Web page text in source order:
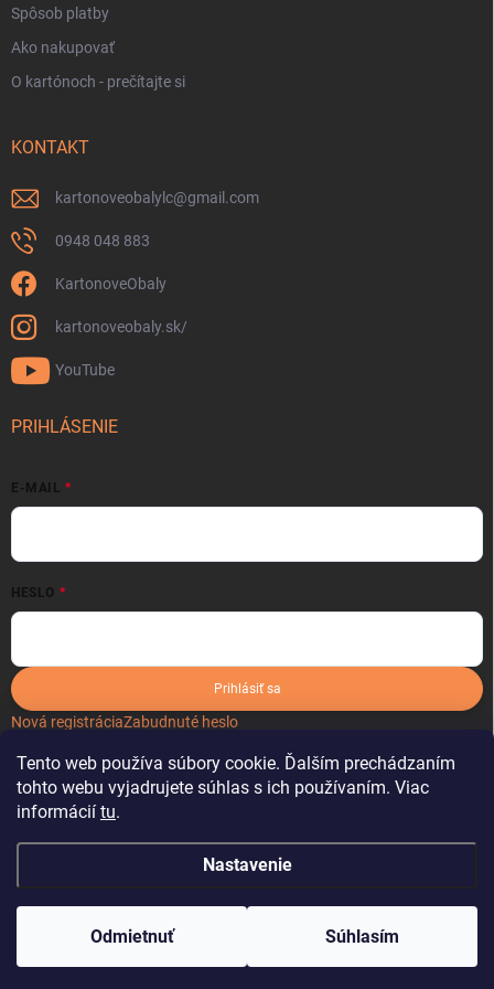
Tento web používa súbory cookie. Ďalším prechádzaním
tohto webu vyjadrujete súhlas s ich používaním. Viac
informácií tu.
Nastavenie
Odmietnuť Súhlasím
Spôsob platby
Ako nakupovať
O kartónoch - prečítajte si
KONTAKT
kartonoveobalylc@gmail.com
0948 048 883
KartonoveObaly
kartonoveobaly.sk/
YouTube
PRIHLÁSENIE
E-MAIL
HESLO
Prihlásiť sa
Nová registráciaZabudnuté heslo
Vytvoril Shoptet
Copyright 2026 kartonoveobaly.sk . Všetky práva vyhradené.